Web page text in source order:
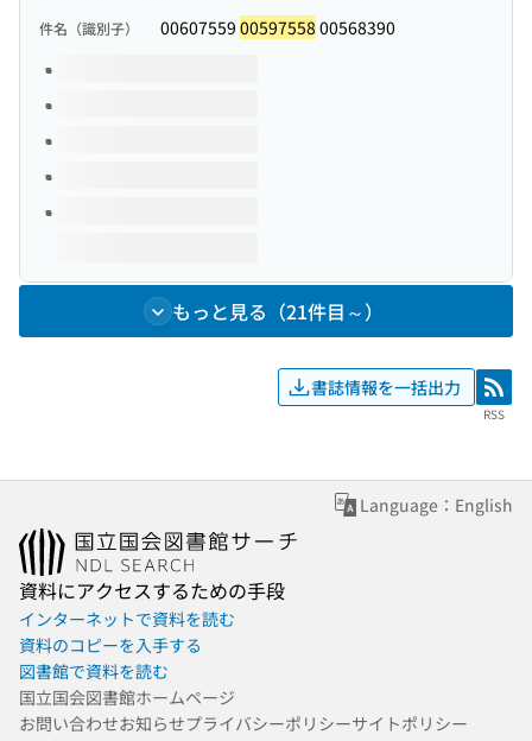
件名（識別子） 00607559 00597558 00568390
このタイトルの巻号
もっと見る（21件目～）
書誌情報を一括出力 RSS
RSS
Language：English
資料にアクセスするための手段
インターネットで資料を読む
資料のコピーを入手する
図書館で資料を読む
国立国会図書館ホームページ
お問い合わせお知らせプライバシーポリシーサイトポリシー